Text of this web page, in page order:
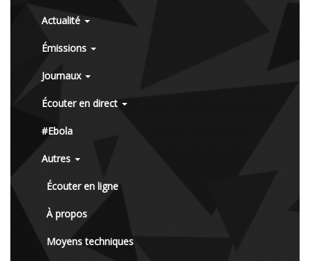
Actualité
Émissions
Journaux
Écouter en direct
#Ebola
Autres
Écouter en ligne
À propos
Moyens techniques